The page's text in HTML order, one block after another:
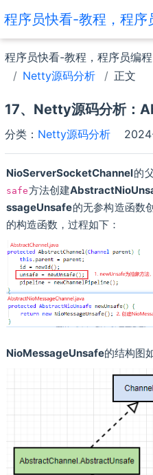
程序员快看-教程，程序
程序员快看-教程，程序员编
Netty源码分析
正文
17、Netty源码分析：
分类： Netty源码分析
NioServerSocketChannel的
safe方法创建
ssageUnsafe的无参构造函数
的构造函数，过程如下：
NioMessageUnsafe的结构图